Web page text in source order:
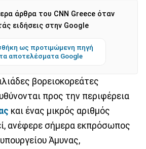
άρθρα του CNN Greece όταν
ειδήσεις στην Google
ως προτιμώμενη πηγή
αποτελέσματα Google
βορειοκορεάτες
προς την περιφέρεια
και ένας μικρός αριθμός
ανέφερε σήμερα εκπρόσωπος
Άμυνας,